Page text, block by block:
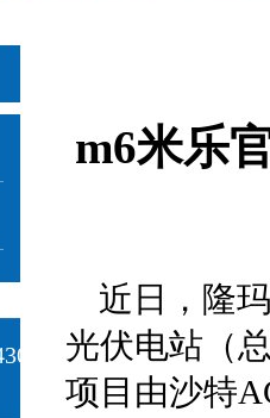
m6米乐
近日，隆
光伏电站（
项目由沙特